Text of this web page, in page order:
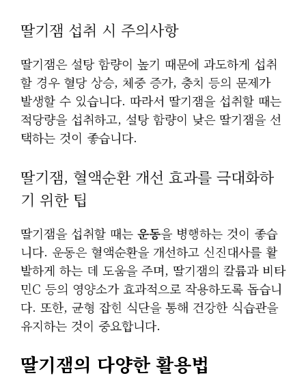
딸기잼 섭취 시 주의사항
딸기잼은 설탕 함량이 높기 때문에 과도하게 섭취
할 경우 혈당 상승, 체중 증가, 충치 등의 문제가
발생할 수 있습니다. 따라서 딸기잼을 섭취할 때는
적당량을 섭취하고, 설탕 함량이 낮은 딸기잼을 선
택하는 것이 좋습니다.
딸기잼, 혈액순환 개선 효과를 극대화하
기 위한 팁
딸기잼을 섭취할 때는 운동을 병행하는 것이 좋습
니다. 운동은 혈액순환을 개선하고 신진대사를 활
발하게 하는 데 도움을 주며, 딸기잼의 칼륨과 비타
민C 등의 영양소가 효과적으로 작용하도록 돕습니
다. 또한, 균형 잡힌 식단을 통해 건강한 식습관을
유지하는 것이 중요합니다.
딸기잼의 다양한 활용법